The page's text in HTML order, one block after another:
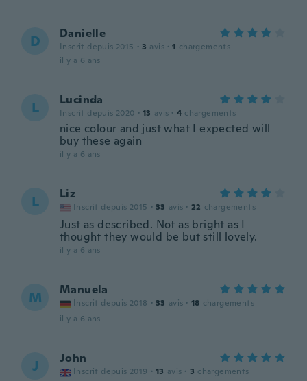
D Danielle
Inscrit depuis 2015 · 3 avis · 1 chargements
il y a 6 ans
L Lucinda
Inscrit depuis 2020 · 13 avis · 4 chargements
nice colour and just what I expected will
buy these again
il y a 6 ans
L Liz
Inscrit depuis 2015 · 33 avis · 22 chargements
Just as described. Not as bright as I
thought they would be but still lovely.
il y a 6 ans
M Manuela
Inscrit depuis 2018 · 33 avis · 18 chargements
il y a 6 ans
J John
Inscrit depuis 2019 · 13 avis · 3 chargements